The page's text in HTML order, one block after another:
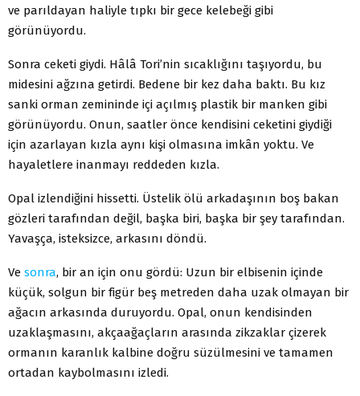
ve parıldayan haliyle tıpkı bir gece kelebeği gibi
görünüyordu.
Sonra ceketi giydi. Hâlâ Tori’nin sıcaklığını taşıyordu, bu
midesini ağzına getirdi. Bedene bir kez daha baktı. Bu kız
sanki orman zemininde içi açılmış plastik bir manken gibi
görünüyordu. Onun, saatler önce kendisini ceketini giydiği
için azarlayan kızla aynı kişi olmasına imkân yoktu. Ve
hayaletlere inanmayı reddeden kızla.
Opal izlendiğini hissetti. Üstelik ölü arkadaşının boş bakan
gözleri tarafından değil, başka biri, başka bir şey tarafından.
Yavaşça, isteksizce, arkasını döndü.
Ve sonra, bir an için onu gördü: Uzun bir elbisenin içinde
küçük, solgun bir figür beş metreden daha uzak olmayan bir
ağacın arkasında duruyordu. Opal, onun kendisinden
uzaklaşmasını, akçaağaçların arasında zikzaklar çizerek
ormanın karanlık kalbine doğru süzülmesini ve tamamen
ortadan kaybolmasını izledi.